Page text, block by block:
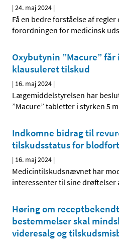
|24. maj 2024 |
Få en bedre forståelse af
forordningen for medicinsk
Oxybutynin ”Macure”
klausuleret tilskud
| 16. maj 2024 |
Lægemiddelstyrelsen har
”Macure” tabletter i styrken 5
Indkomne bidrag til
tilskudsstatus for
| 16. maj 2024 |
Medicintilskudsnævnet har
interessenter til sine drøftelser
Høring om
bestemmelser skal
videresalg og